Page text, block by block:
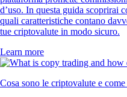
d’uso. In questa guida scoprirai
quali caratteristiche contano
tue criptovalute in modo sicuro.
Learn more
Cosa sono le criptovalute e